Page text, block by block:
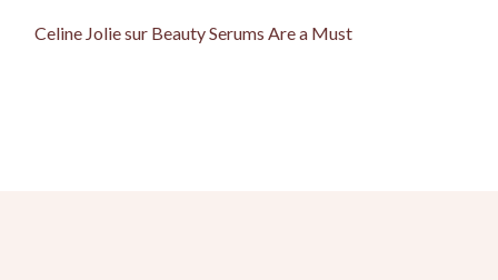
Celine Joliesur Beauty Serums Are a Must